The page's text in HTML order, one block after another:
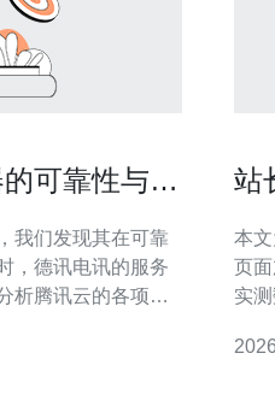
可靠性与性
我们发现其在可靠
，德讯电讯的服务
析腾讯云的各项指
靠性方面表现良
站
本
页
实
系。 新加坡云服务器对网站加载速度有多少影响？ 地域和